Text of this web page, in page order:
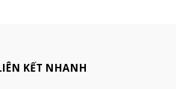
KẾT NHANH